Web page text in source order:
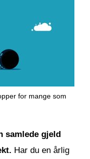
for mange som
samlede gjeld
Har du en årlig